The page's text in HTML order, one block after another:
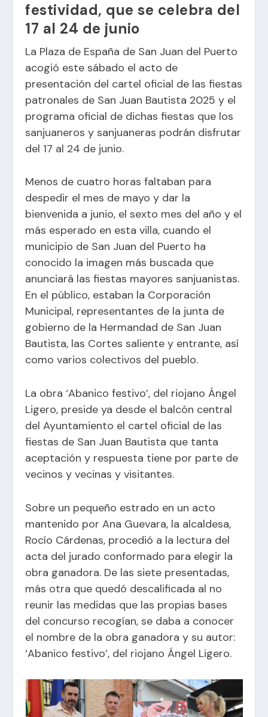
festividad, que se celebra del
17 al 24 de junio
La Plaza de España de San Juan del Puerto
acogió este sábado el acto de
presentación del cartel oficial de las fiestas
patronales de San Juan Bautista 2025 y el
programa oficial de dichas fiestas que los
sanjuaneros y sanjuaneras podrán disfrutar
del 17 al 24 de junio.
Menos de cuatro horas faltaban para
despedir el mes de mayo y dar la
bienvenida a junio, el sexto mes del año y el
más esperado en esta villa, cuando el
municipio de San Juan del Puerto ha
conocido la imagen más buscada que
anunciará las fiestas mayores sanjuanistas.
En el público, estaban la Corporación
Municipal, representantes de la junta de
gobierno de la Hermandad de San Juan
Bautista, las Cortes saliente y entrante, así
como varios colectivos del pueblo.
La obra ‘Abanico festivo’, del riojano Ángel
Ligero, preside ya desde el balcón central
del Ayuntamiento el cartel oficial de las
fiestas de San Juan Bautista que tanta
aceptación y respuesta tiene por parte de
vecinos y vecinas y visitantes.
Sobre un pequeño estrado en un acto
mantenido por Ana Guevara, la alcaldesa,
Rocío Cárdenas, procedió a la lectura del
acta del jurado conformado para elegir la
obra ganadora. De las siete presentadas,
más otra que quedó descalificada al no
reunir las medidas que las propias bases
del concurso recogían, se daba a conocer
el nombre de la obra ganadora y su autor:
‘Abanico festivo’, del riojano Ángel Ligero.